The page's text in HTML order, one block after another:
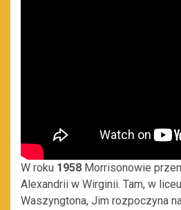
W roku 1958 Morrisonowie
Alexandrii w Wirginii. Tam, w
Waszyngtona, Jim rozpoczyna